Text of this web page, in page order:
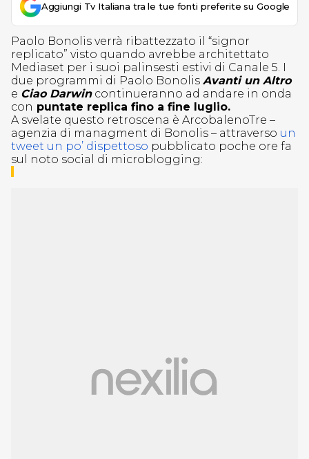
Aggiungi Tv Italiana tra le tue fonti preferite su Google
Paolo Bonolis verrà ribattezzato il “signor
replicato” visto quando avrebbe architettato
Mediaset per i suoi palinsesti estivi di Canale 5. I
due programmi di Paolo Bonolis Avanti un Altro
e Ciao Darwincontinueranno ad andare in onda
con puntate replica fino a fine luglio.
A svelate questo retroscena è ArcobalenoTre –
agenzia di managment di Bonolis – attraverso un
tweet un po’ dispettoso pubblicato poche ore fa
sul noto social di microblogging: